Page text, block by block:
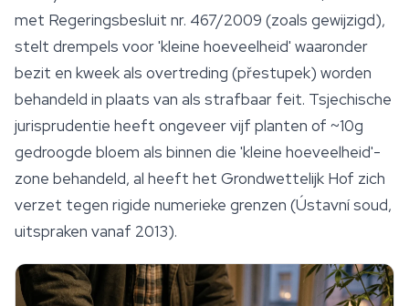
met Regeringsbesluit nr. 467/2009 (zoals gewijzigd),
stelt drempels voor 'kleine hoeveelheid' waaronder
bezit en kweek als overtreding (přestupek) worden
behandeld in plaats van als strafbaar feit. Tsjechische
jurisprudentie heeft ongeveer vijf planten of ~10g
gedroogde bloem als binnen die 'kleine hoeveelheid'-
zone behandeld, al heeft het Grondwettelijk Hof zich
verzet tegen rigide numerieke grenzen (Ústavní soud,
uitspraken vanaf 2013).